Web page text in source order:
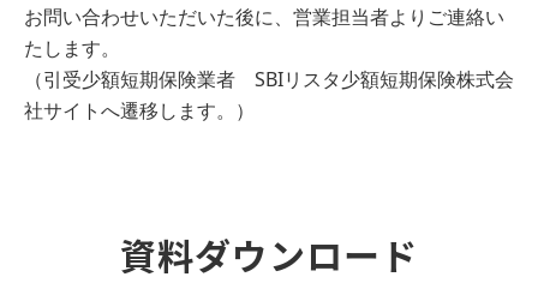
お問い合わせいただいた後に、営業担当者よりご連絡い
たします。
（引受少額短期保険業者 SBIリスタ少額短期保険株式会
社サイトへ遷移します。）
資料ダウンロード